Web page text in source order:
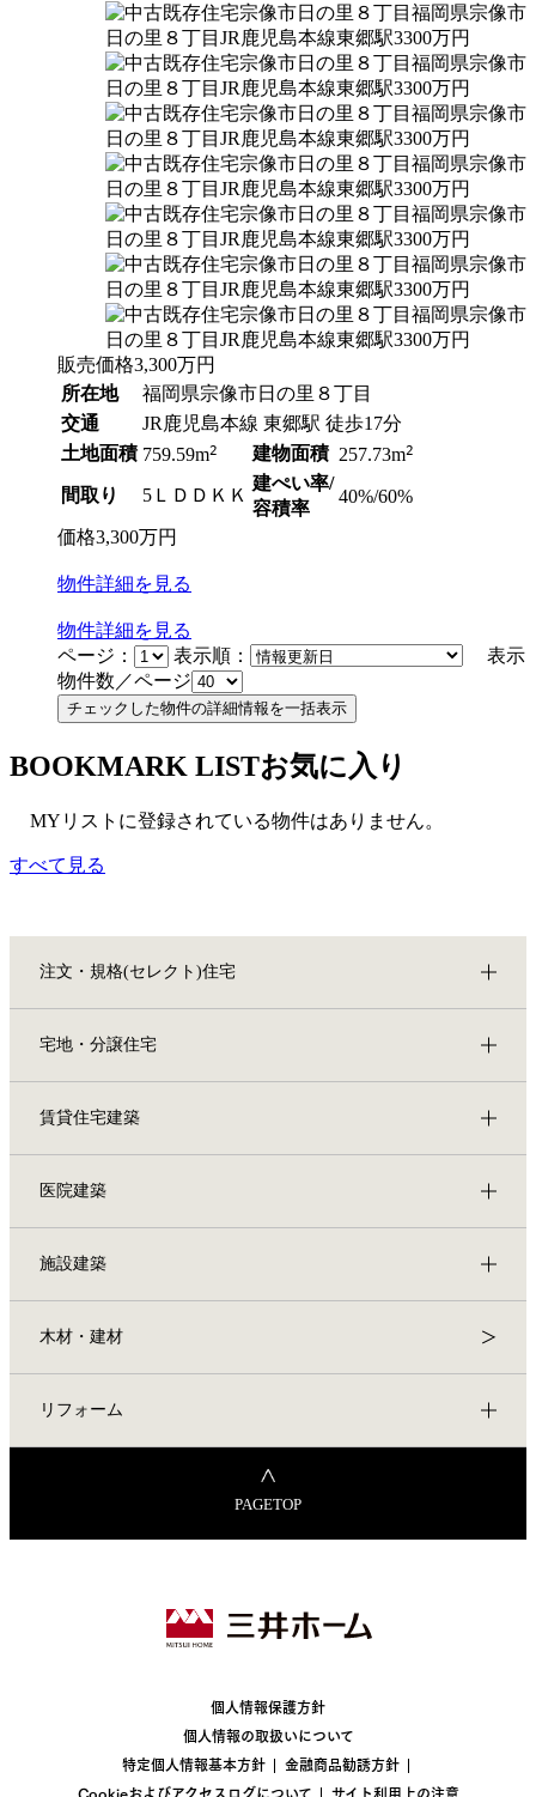
販売価格3,300万円
所在地
福岡県宗像市日の里８丁目
交通
JR鹿児島本線 東郷駅 徒歩17分
土地面積 759.59m2 建物面積 257.73m2
間取り 5ＬＤＤＫＫ
建ぺい率/
容積率
40%/60%
価格3,300万円
物件詳細を見る
物件詳細を見る
ページ：
表示順：
表示
物件数／ページ
BOOKMARK LISTお気に入り
MYリストに登録されている物件はありません。
すべて見る
注文・規格(セレクト)住宅
宅地・分譲住宅
賃貸住宅建築
医院建築
施設建築
木材・建材
リフォーム
PAGETOP
個人情報保護方針
個人情報の取扱いについて
特定個人情報基本方針
金融商品勧誘方針
Cookieおよびアクセスログについて
サイト利用上の注意